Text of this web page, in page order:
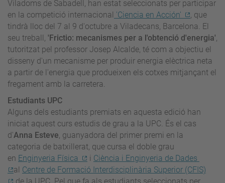
Viladoms de Sabadell, han estat seleccionats per participar
en la competició internacional 'Ciencia en Acción'
, que
tindrà lloc del 7 al 9 d'octubre a Viladecans, Barcelona. El
seu treball, 'Frictio: mecanismes per a l'obtenció d'energia',
tutoritzat pel professor Josep Alcalde, té com a objectiu el
disseny d'un mecanisme per produir energia elèctrica neta
a partir de l'energia que produeixen els cotxes mitjançant el
fregament amb la carretera.
Estudiants UPC
Alguns dels estudiants premiats en aquesta edició han
iniciat aquest curs estudis de grau a la UPC. És el cas
d'Anna Esteve, guanyadora del primer premi en la
categoria de batxillerat, que cursa el doble grau
en Enginyeria Física i Ciència i Enginyeria de Dades
al Centre de Formació Interdisciplinària Superior (CFIS)